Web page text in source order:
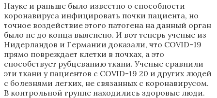
Науке и раньше было известно о способности
коронавируса инфицировать почки пациента, но
точное воздействие этого патогена на данный орган
было не до конца выяснено. И вот теперь ученые из
Нидерландов и Германии доказали, что COVID-19
прямо повреждает клетки в почках, а это
способствует рубцеванию ткани. Ученые сравнили
эти ткани у пациентов с COVID-19 20 и других людей
с болезнями легких, не связанных с коронавирусом.
В контрольной группе находились здоровые люди.